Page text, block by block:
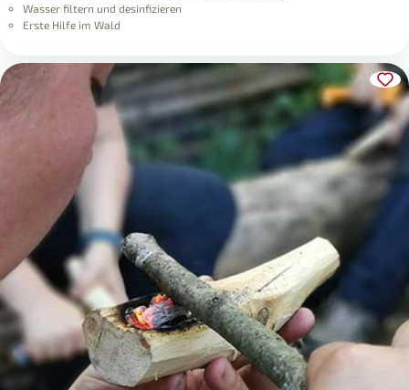
Wasser filtern und desinfizieren
Erste Hilfe im Wald